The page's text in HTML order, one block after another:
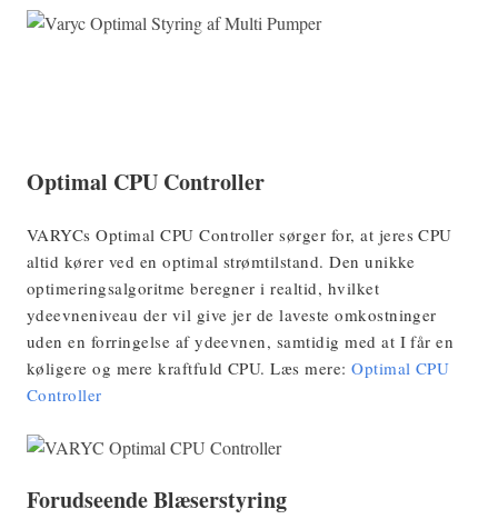
Optimal CPU Controller
VARYCs Optimal CPU Controller sørger for, at jeres CPU
altid kører ved en optimal strømtilstand. Den unikke
optimeringsalgoritme beregner i realtid, hvilket
ydeevneniveau der vil give jer de laveste omkostninger
uden en forringelse af ydeevnen, samtidig med at I får en
køligere og mere kraftfuld CPU. Læs mere:Optimal CPU
Controller
Forudseende Blæserstyring